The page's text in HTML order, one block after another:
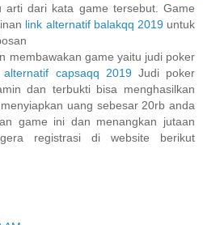
arti dari kata game tersebut. Game
link alternatif balakqq 2019untuk
membawakan game yaitu judi poker
alternatif capsaqq 2019Judi poker
dan terbukti bisa menghasilkan
uang sebesar 20rb anda
game ini dan menangkan jutaan
registrasi di website berikut